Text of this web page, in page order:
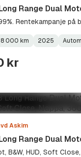
Range Dual
Rentekampanje på
:
8 000 km 2025
kr
Askim
Range Dual
B&W, HUD, Soft